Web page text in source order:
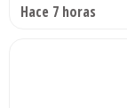
Hace 7 horas